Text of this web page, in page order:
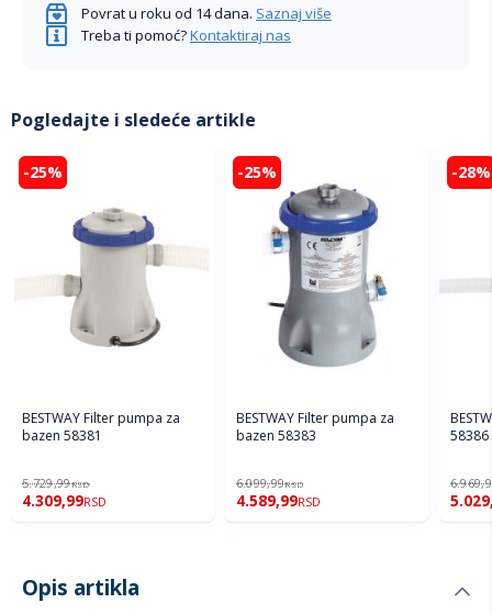
Povrat u roku od 14 dana. Saznaj više
Treba ti pomoć?Kontaktiraj nas
Pogledajte i sledeće artikle
-25%
BESTWAY Filter pumpa za
bazen 58381
5.729,99RSD
4.309,99RSD
-25%
BESTWAY Filter pumpa za
bazen 58383
6.099,99RSD
4.589,99RSD
-28%
58386
Opis artikla